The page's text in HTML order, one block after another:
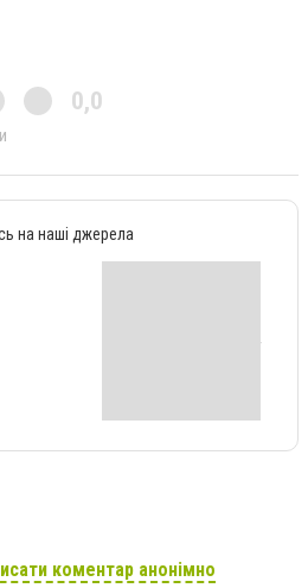
0,0
на наші джерела
коментар анонімно